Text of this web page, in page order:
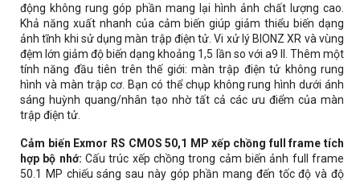
động không rung góp phần mang lại hình ảnh chất lượng cao.
Khả năng xuất nhanh của cảm biến giúp giảm thiểu biến dạng
ảnh tĩnh khi sử dụng màn trập điện tử. Vi xử lý BIONZ XR và vùng
đệm lớn giảm độ biến dạng khoảng 1,5 lần so với a9 II. Thêm một
tính năng đầu tiên trên thế giới: màn trập điện tử không rung
hình và màn trập cơ. Bạn có thể chụp không rung hình dưới ánh
sáng huỳnh quang/nhân tạo nhờ tất cả các ưu điểm của màn
trập điện tử.
Cảm biến Exmor RS CMOS 50,1 MP xếp chồng full frame tích
hợp bộ nhớ: Cấu trúc xếp chồng trong cảm biến ảnh full frame
50.1 MP chiếu sáng sau này góp phần mang đến tốc độ và độ